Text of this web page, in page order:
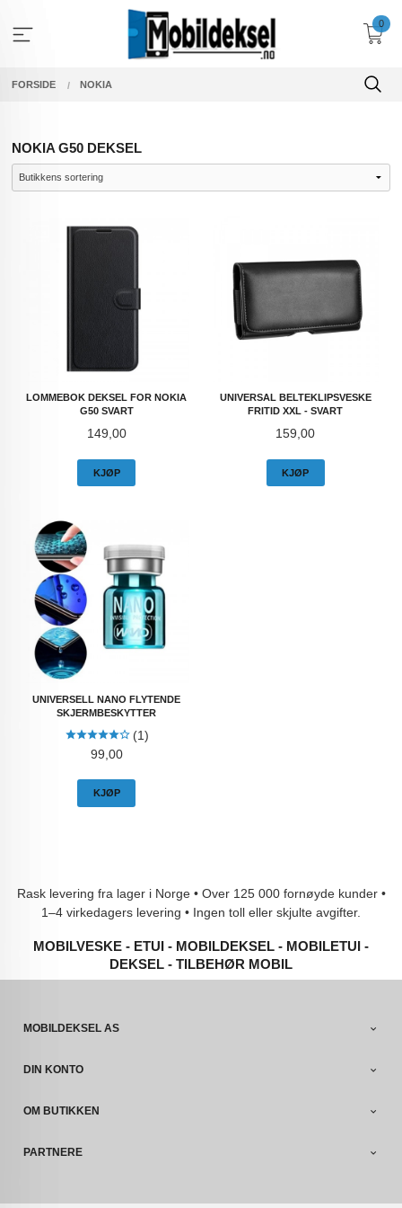
innholdet
0
FORSIDE NOKIA
NOKIA G50 DEKSEL
LOMMEBOK DEKSEL FOR NOKIA
G50 SVART
Pris
149,00
KJØP
UNIVERSAL BELTEKLIPSVESKE
FRITID XXL - SVART
Pris
159,00
KJØP
UNIVERSELL NANO FLYTENDE
SKJERMBESKYTTER
(1)
Pris
99,00
KJØP
Rask levering fra lager i Norge • Over 125 000 fornøyde kunder •
1–4 virkedagers levering • Ingen toll eller skjulte avgifter.
MOBILVESKE - ETUI - MOBILDEKSEL - MOBILETUI -
DEKSEL - TILBEHØR MOBIL
MOBILDEKSEL AS
DIN KONTO
OM BUTIKKEN
PARTNERE